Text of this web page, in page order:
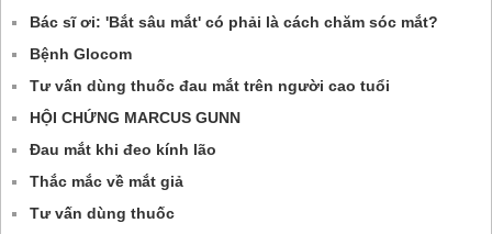
Bác sĩ ơi: 'Bắt sâu mắt' có phải là cách chăm sóc mắt?
Bệnh Glocom
Tư vấn dùng thuốc đau mắt trên người cao tuổi
HỘI CHỨNG MARCUS GUNN
Đau mắt khi đeo kính lão
Thắc mắc về mắt giả
Tư vấn dùng thuốc